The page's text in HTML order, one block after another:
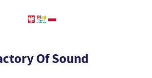
Of Sound